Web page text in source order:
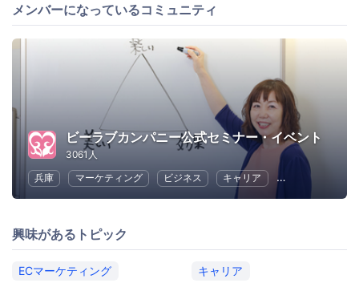
メンバーになっているコミュニティ
ビーラブカンパニー公式セミナー・イベント
3061人
兵庫
マーケティング ビジネス キャリア コミュニケーシ
興味があるトピック
ECマーケティング
キャリア